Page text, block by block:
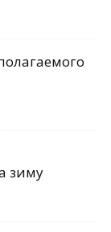
зиму